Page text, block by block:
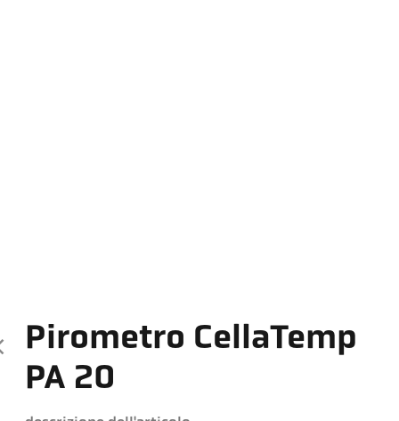
Pirometro CellaTemp
PA 20